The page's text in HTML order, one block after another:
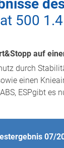
500
auf
durch
einen
ESPgibt
07/